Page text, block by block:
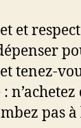
et
tenez-
pas